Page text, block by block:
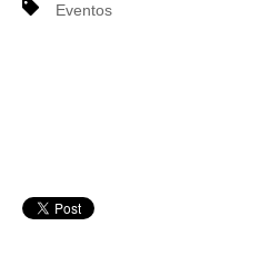
Eventos